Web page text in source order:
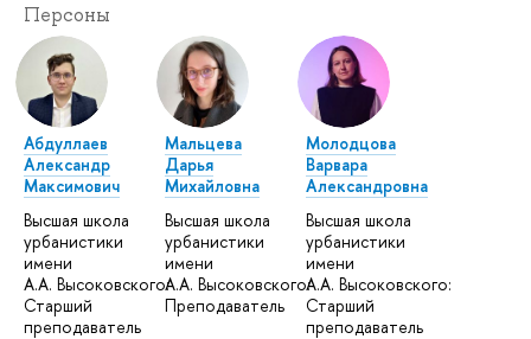
Персоны
Абдуллаев
Александр
Максимович
Высшая школа
урбанистики
имени
А.А. Высоковского:
Старший
преподаватель
Мальцева
Дарья
Михайловна
Высшая школа
урбанистики
имени
А.А. Высоковского:
Преподаватель
Молодцова
Варвара
Александровна
Высшая школа
урбанистики
имени
А.А. Высоковского:
Старший
преподаватель